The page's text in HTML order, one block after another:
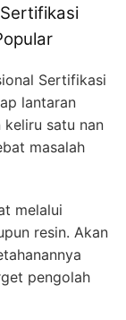
Sertifikasi
lantaran
keliru satu nan
masalah
melalui
resin. Akan
pengolah